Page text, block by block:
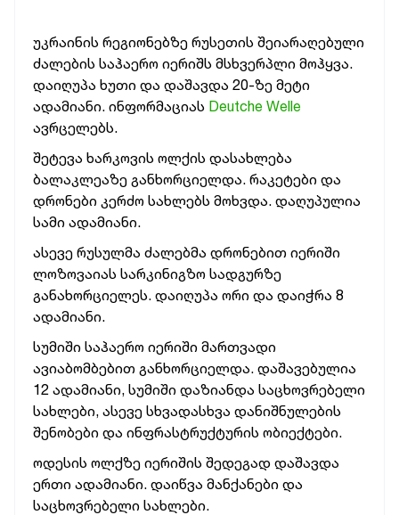
უკრაინის რეგიონებზე რუსეთის შეიარაღებული
ძალების საჰაერო იერიშს მსხვერპლი მოჰყვა.
დაიღუპა ხუთი და დაშავდა 20-ზე მეტი
ადამიანი. ინფორმაციას Deutche Welle
ავრცელებს.
შეტევა ხარკოვის ოლქის დასახლება
ბალაკლეაზე განხორციელდა. რაკეტები და
დრონები კერძო სახლებს მოხვდა. დაღუპულია
სამი ადამიანი.
ასევე რუსულმა ძალებმა დრონებით იერიში
ლოზოვაიას სარკინიგზო სადგურზე
განახორციელეს. დაიღუპა ორი და დაიჭრა 8
ადამიანი.
სუმიში საჰაერო იერიში მართვადი
ავიაბომბებით განხორციელდა. დაშავებულია
12 ადამიანი, სუმიში დაზიანდა საცხოვრებელი
სახლები, ასევე სხვადასხვა დანიშნულების
შენობები და ინფრასტრუქტურის ობიექტები.
ოდესის ოლქზე იერიშის შედეგად დაშავდა
ერთი ადამიანი. დაიწვა მანქანები და
საცხოვრებელი სახლები.